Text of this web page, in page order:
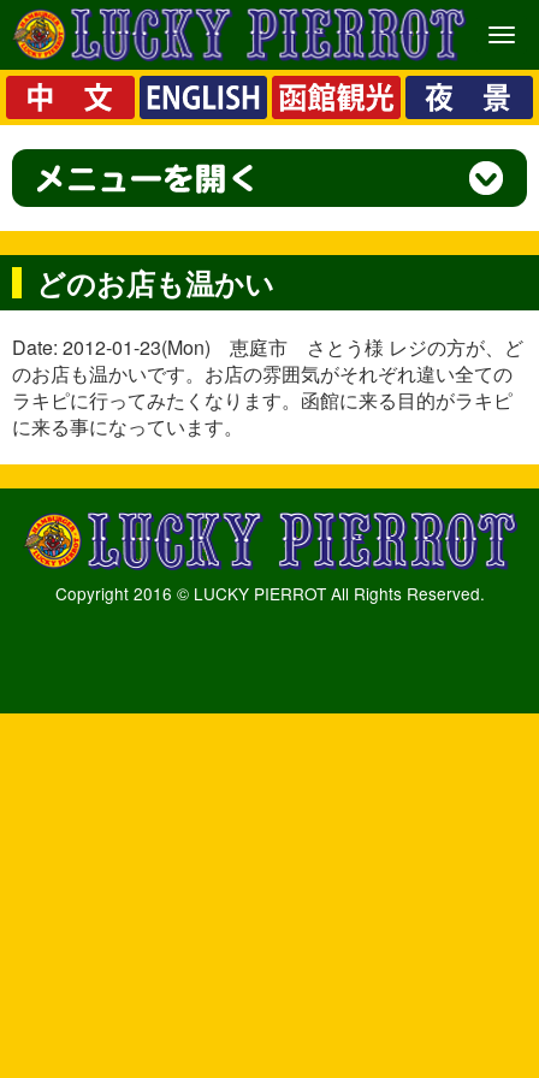
メ
ニ
ュ
ー
どのお店も温かい
Date: 2012-01-23(Mon) 恵庭市 さとう様 レジの方が、ど
のお店も温かいです。お店の雰囲気がそれぞれ違い全ての
ラキピに行ってみたくなります。函館に来る目的がラキピ
に来る事になっています。
Copyright 2016 © LUCKY PIERROT All Rights Reserved.